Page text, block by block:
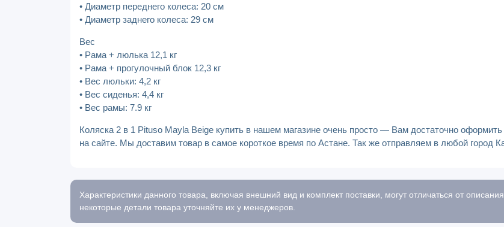
• Диаметр переднего колеса: 20 см
• Диаметр заднего колеса: 29 см
Вес
• Рама + люлька 12,1 кг
• Рама + прогулочный блок 12,3 кг
• Вес люльки: 4,2 кг
• Вес сиденья: 4,4 кг
• Вес рамы: 7.9 кг
Коляска 2 в 1 Pituso Mayla Beige купить в нашем магазине очень просто — Вам достаточно
на сайте. Мы доставим товар в самое короткое время по Астане. Так же отправляем в любой город
Характеристики данного товара, включая внешний вид и комплект поставки, могут отличаться от
некоторые детали товара уточняйте их у менеджеров.